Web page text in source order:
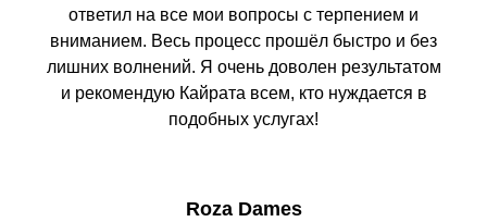
ответил на все мои вопросы с терпением и
вниманием. Весь процесс прошёл быстро и без
лишних волнений. Я очень доволен результатом
и рекомендую Кайрата всем, кто нуждается в
подобных услугах!
Roza Dames